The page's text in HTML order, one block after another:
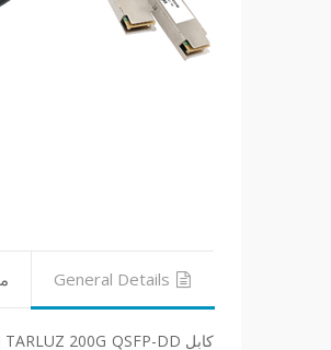
General Details